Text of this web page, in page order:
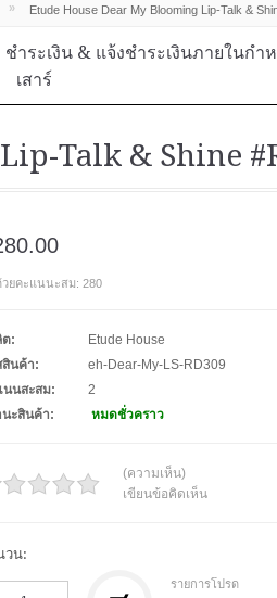
» Etude House Dear My Blooming Lip-Talk &
ชำระเงิน & แจ้งชำระเงินภายในกำ
เสาร์
Talk & Shine
ยคะแนนะสม: 280
ต:
Etude House
สินค้า:
eh-Dear-My-LS-RD309
นนสะสม:
2
นะสินค้า:
หมดชั่วคราว
(ความเห็น)
เขียนข้อคิดเห็น
วน:
รายการโปรด